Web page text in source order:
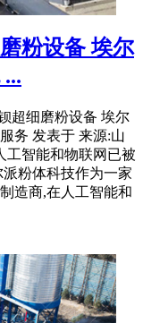
粉设备 埃尔
超细磨粉设备 埃尔
务 发表于 来源:山
工智能和物联网已被
粉体科技作为一家
造商,在人工智能和